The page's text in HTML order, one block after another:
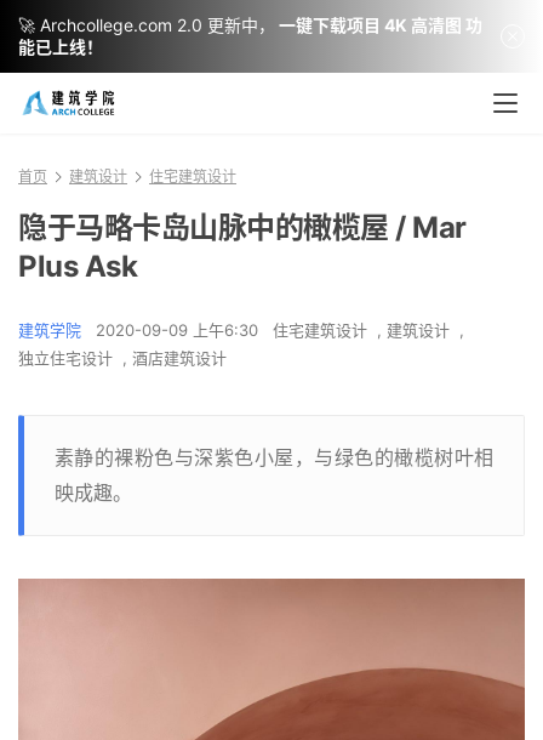
首页 建筑设计 住宅建筑设计
隐于马略卡岛山脉中的橄榄屋 / Mar
Plus Ask
建筑学院 2020-09-09 上午6:30 住宅建筑设计 , 建筑设计 ,
独立住宅设计 , 酒店建筑设计
素静的裸粉色与深紫色小屋，与绿色的橄榄树叶相
映成趣。
🚀 Archcollege.com 2.0 更新中，
一键下载项目 4K 高清图 功
能已上线！